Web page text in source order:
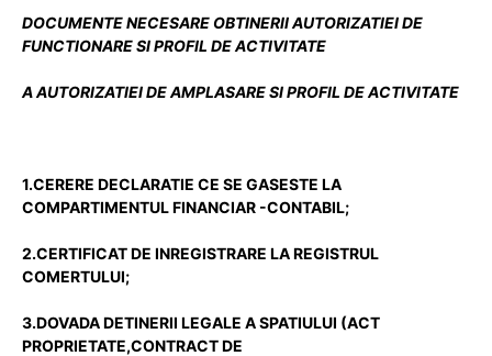
DOCUMENTE NECESARE OBTINERII AUTORIZATIEI DE
FUNCTIONARE SI PROFIL DE ACTIVITATE
A AUTORIZATIEI DE AMPLASARE SI PROFIL DE ACTIVITATE
1.CERERE DECLARATIE CE SE GASESTE LA
COMPARTIMENTUL FINANCIAR -CONTABIL;
2.CERTIFICAT DE INREGISTRARE LA REGISTRUL
COMERTULUI;
3.DOVADA DETINERII LEGALE A SPATIULUI (ACT
PROPRIETATE,CONTRACT DE